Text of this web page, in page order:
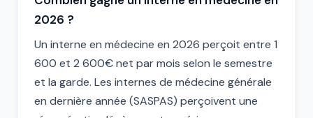
2026 ?
Un interne en médecine en 2026 perçoit entre 1
600 et 2 600€ net par mois selon le semestre
et la garde. Les internes de médecine générale
en dernière année (SASPAS) perçoivent une